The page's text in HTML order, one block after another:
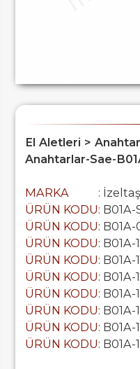
El Aletleri >
Anahtarlar-Sae-
MARKA
: İzeltaş
ÜRÜN KODU: B01A-
ÜRÜN KODU: B01A-
ÜRÜN KODU: B01A-
ÜRÜN KODU: B01A-
ÜRÜN KODU: B01A-
ÜRÜN KODU: B01A-
ÜRÜN KODU: B01A-
ÜRÜN KODU:
ÜRÜN KODU: B01A-